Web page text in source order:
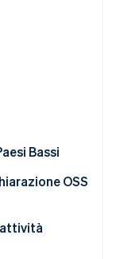
Bassi
OSS
attività